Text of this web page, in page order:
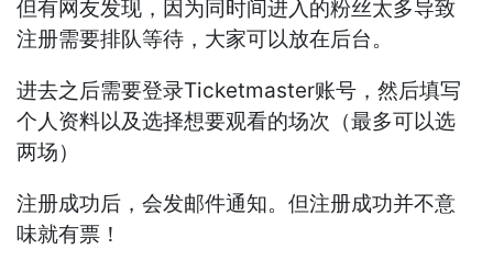
但有网友发现，因为同时间进入的粉丝太多导致
注册需要排队等待，大家可以放在后台。
进去之后需要登录Ticketmaster账号，然后填写
个人资料以及选择想要观看的场次（最多可以选
两场）
注册成功后，会发邮件通知。但注册成功并不意
味就有票！